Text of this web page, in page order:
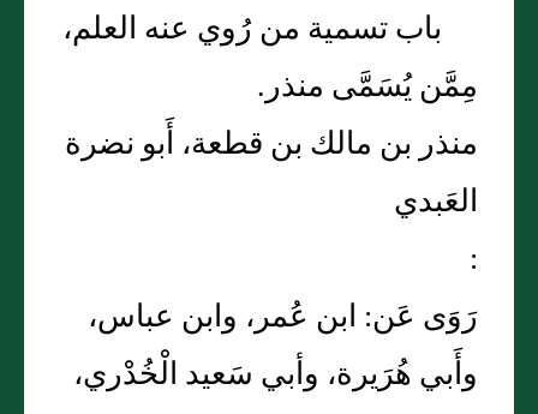
باب تسمية من رُوي عنه العلم،
مِمَّن يُسَمَّى منذر.
منذر بن مالك بن قطعة، أَبو نضرة
العَبدي
:
رَوَى عَن: ابن عُمر، وابن عباس،
وأَبي هُرَيرة، وأبي سَعيد الْخُدْري،